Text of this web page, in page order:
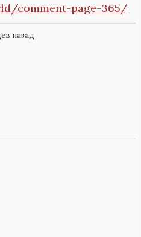
comment-page-365/
назад